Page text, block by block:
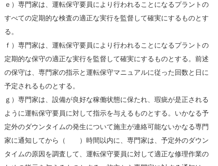
ｅ）専門家は、運転保守要員により行われることになるプラントの
すべての定期的な検査の適正な実行を監督して確実にするものとす
る。
ｆ）専門家は、運転保守要員により行われることになるプラントの
定期的な保守の適正な実行を監督して確実にするものとする。前述
の保守は、専門家の指示と運転保守マニュアルに従った回数と日に
予定されるものとする。
ｇ）専門家は、設備が良好な稼働状態に保たれ、瑕疵が是正される
ように運転保守要員に対して指示を与えるものとする。いかなる予
定外のダウンタイムの発生について施主が連絡可能ないかなる専門
家に通知してから（ ）時間以内に、専門家は、予定外のダウン
タイムの原因を調査して、運転保守要員に対して適正な修理作業の